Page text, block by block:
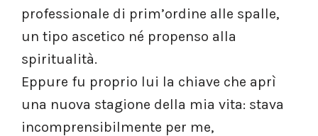
professionale di prim’ordine alle spalle,
un tipo ascetico né propenso alla
spiritualità.
Eppure fu proprio lui la chiave che aprì
una nuova stagione della mia vita: stava
incomprensibilmente per me,